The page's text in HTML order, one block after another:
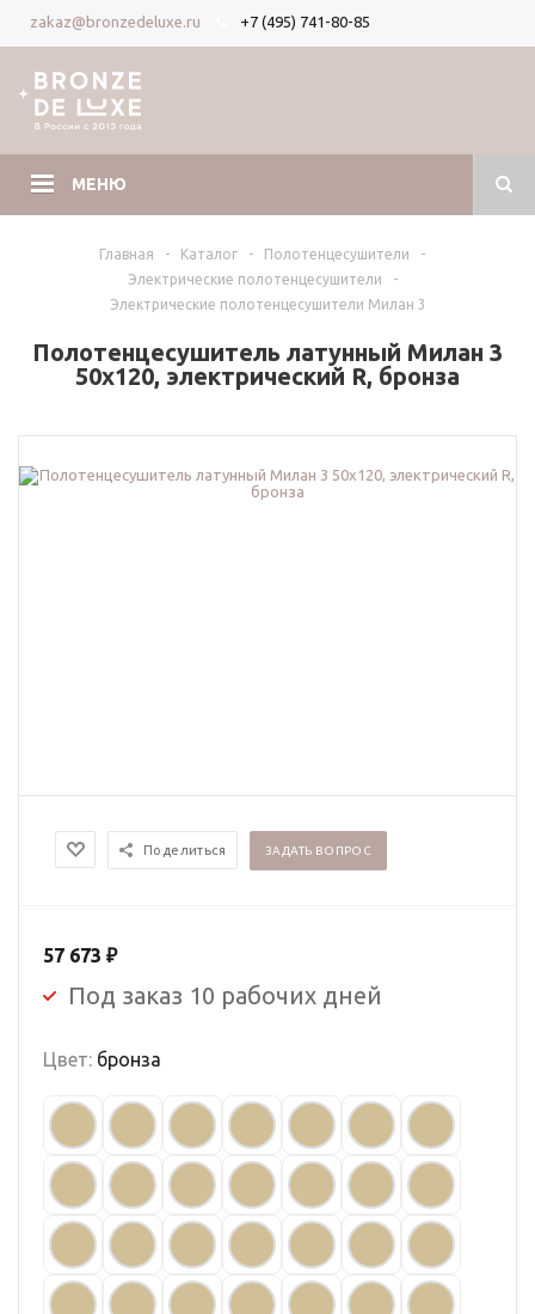
zakaz@bronzedeluxe.ru +7 (495) 741-80-85
МЕНЮ
Главная - Каталог - Полотенцесушители
-
Электрические полотенцесушители
-
Электрические полотенцесушители Милан 3
Полотенцесушитель латунный Милан 3
50х120, электрический R, бронза
Поделиться ЗАДАТЬ ВОПРОС
Цвет: бронза
57 673 ₽
Под заказ 10 рабочих дней